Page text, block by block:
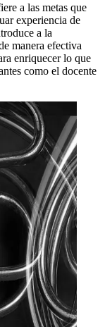
a las metas que
experiencia de
a la
manera efectiva
enriquecer lo que
como el docente